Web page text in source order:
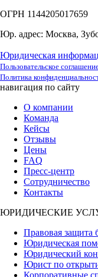
ОГРН 1144205017659
Юр. адрес: Москва,
Юридическая
Пользовательское
Политика
навигация по сайту
О компании
Команда
Кейсы
Отзывы
Цены
FAQ
Пресс-центр
Сотрудничество
Контакты
ЮРИДИЧЕСКИЕ
Правовая защита
Юридическая
Юридический
Юрист по
Корпоративные